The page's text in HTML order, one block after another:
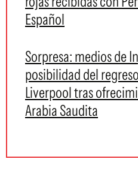
Español
Sorpresa: medios de
posibilidad del
Liverpool tras
Arabia Saudita